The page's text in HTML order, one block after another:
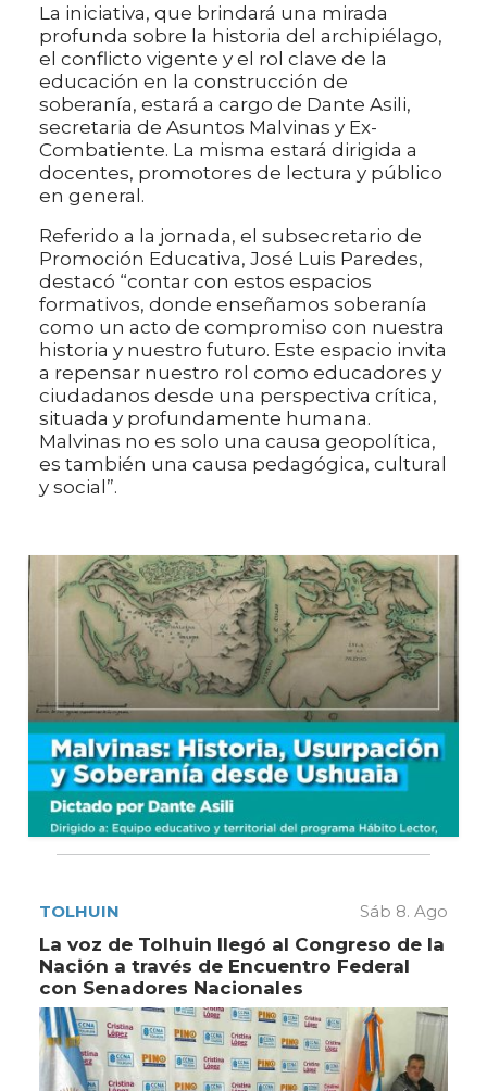
La iniciativa, que brindará una mirada
profunda sobre la historia del archipiélago,
el conflicto vigente y el rol clave de la
educación en la construcción de
soberanía, estará a cargo de Dante Asili,
secretaria de Asuntos Malvinas y Ex-
Combatiente. La misma estará dirigida a
docentes, promotores de lectura y público
en general.
Referido a la jornada, el subsecretario de
Promoción Educativa, José Luis Paredes,
destacó “contar con estos espacios
formativos, donde enseñamos soberanía
como un acto de compromiso con nuestra
historia y nuestro futuro. Este espacio invita
a repensar nuestro rol como educadores y
ciudadanos desde una perspectiva crítica,
situada y profundamente humana.
Malvinas no es solo una causa geopolítica,
es también una causa pedagógica, cultural
y social”.
TOLHUIN Sáb 8. Ago
La voz de Tolhuin llegó al Congreso de la
Nación a través de Encuentro Federal
con Senadores Nacionales